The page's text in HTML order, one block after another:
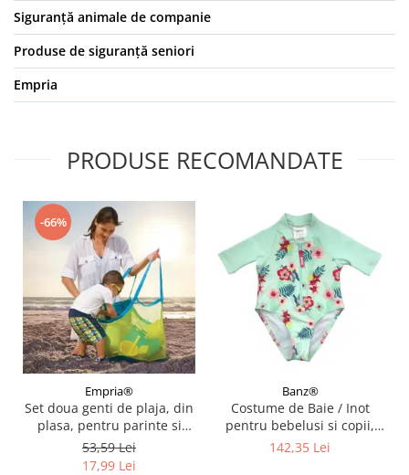
Siguranță animale de companie
Produse de siguranță seniori
Empria
PRODUSE RECOMANDATE
-66%
Empria®
Set doua genti de plaja, din
plasa, pentru parinte si
copil
53,59 Lei
17,99 Lei
Banz®
Costume de Baie / Inot
pentru bebelusi si copii,
Protectie Soare UPF50+,
142,35 Lei